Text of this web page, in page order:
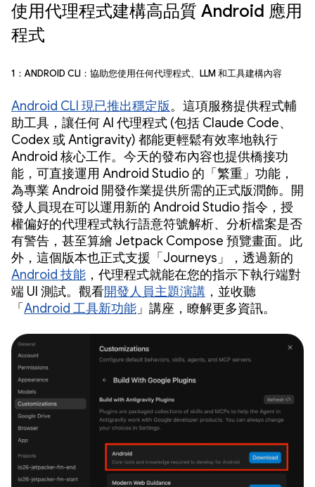
使用代理程式建構高品質 Android 應用
程式
1：Android CLI：協助您使用任何代理程式、LLM 和工具建構內容
Android CLI 現已推出穩定版。這項服務提供程式輔
助工具，讓任何 AI 代理程式 (包括 Claude Code、
Codex 或 Antigravity) 都能更輕鬆有效率地執行
Android 核心工作。今天的發布內容也提供橋接功
能，可直接運用 Android Studio 的「繁重」功能，
為專業 Android 開發作業提供所需的正式版潤飾。開
發人員現在可以運用新的 Android Studio 指令，授
權偏好的代理程式執行語意符號解析、分析檔案是否
有警告，甚至算繪 Jetpack Compose 預覽畫面。此
外，這個版本也正式支援「Journeys」，透過新的
Android 技能 ，代理程式就能在您的指示下執行端對
端 UI 測試。觀看開發人員主題演講 ，並收聽
「 Android 工具新功能 」講座，瞭解更多資訊。